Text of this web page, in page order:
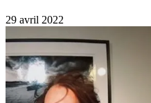
29 avril 2022